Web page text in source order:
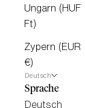
Ungarn (HUF
Ft)
Zypern (EUR
€)
Deutsch
Sprache
Deutsch